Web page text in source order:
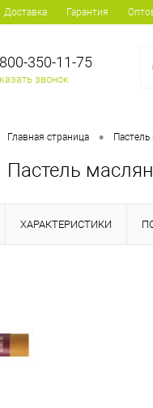
Доставка Гарантия
350-11-75
звонок
Главная страница •
Пастель
ХАРАКТЕРИСТИКИ